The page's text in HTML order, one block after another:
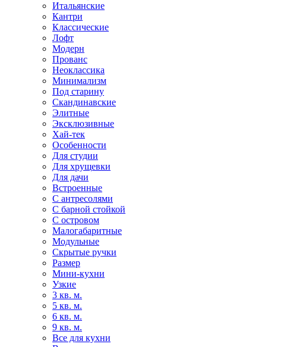
Итальянские
Кантри
Классические
Лофт
Модерн
Прованс
Неоклассика
Минимализм
Под старину
Скандинавские
Элитные
Эксклюзивные
Хай-тек
Особенности
Для студии
Для хрущевки
Для дачи
Встроенные
С антресолями
С барной стойкой
С островом
Малогабаритные
Модульные
Скрытые ручки
Размер
Мини-кухни
Узкие
3 кв. м.
5 кв. м.
6 кв. м.
9 кв. м.
Все для кухни